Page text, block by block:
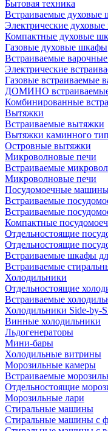
Бытовая техника
Встраиваемые духовые
Электрические
Компактные духовые
Газовые духовые шкафы
Встраиваемые
Электрические
Газовые встраиваемые
ДОМИНО встраиваемые
Комбинированные
Вытяжки
Встраиваемые вытяжки
Вытяжки каминного
Островные вытяжки
Микроволновые печи
Встраиваемые
Микроволновые печи
Посудомоечные
Встраиваемые
Встраиваемые
Компактные
Отдельностоящие
Отдельностоящие
Встраиваемые шкафы
Встраиваемые
Холодильники
Отдельностоящие
Встраиваемые
Холодильники Side-by-
Винные холодильники
Льдогенераторы
Мини-бары
Холодильные витрины
Морозильные камеры
Встраиваемые
Отдельностоящие
Морозильные лари
Стиральные машины
Стиральные машины с